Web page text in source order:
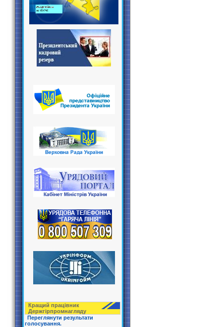
Кращий працівник
Держгірпрoмнагляду
Переглянути результати
голосування.